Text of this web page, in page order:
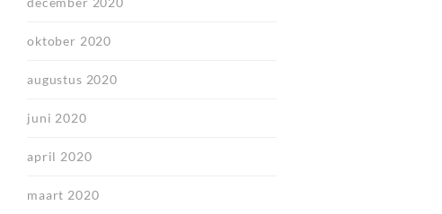
oktober 2020
augustus 2020
juni 2020
april 2020
maart 2020